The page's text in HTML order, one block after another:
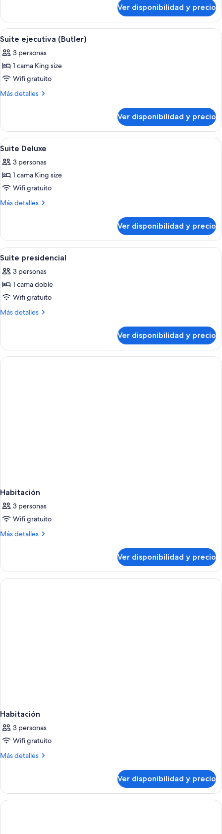
Access
Club
Regency)
Club
(Lounge
Access
Club
Regency)
Ver disponibilidad y precio
Ver
todas
las
fotos
de
Suite
Una habitación de hotel con una
11
Suite ejecutiva (Butler)
3 personas
1 cama King size
Wifi gratuito
Más detalles
Más
ejecutiva
(Butler)
Ver disponibilidad y precio
Ver
todas
las
fotos
de
Suite
Una sala de estar con sofá, sillones,
6
Suite Deluxe
3 personas
1 cama King size
Wifi gratuito
Más detalles
Más
Deluxe
Ver disponibilidad y precio
Ver
todas
las
fotos
de
Suite
Una sala de estar con sofá, sillones,
12
Suite presidencial
3 personas
1 cama doble
Wifi gratuito
Más detalles
Más
presidencial
Ver disponibilidad y precio
Habitación
3 personas
Wifi gratuito
Más detalles
Más
Ver disponibilidad y precio
Habitación
3 personas
Wifi gratuito
Más detalles
Más
Ver disponibilidad y precio